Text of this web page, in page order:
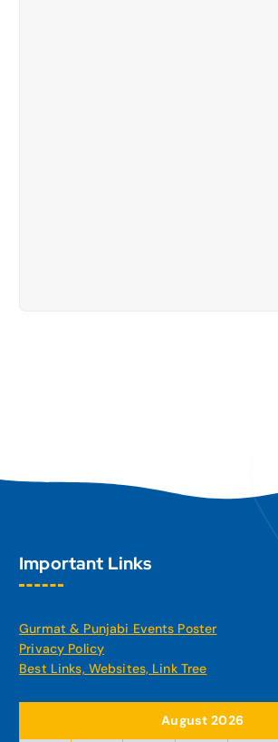
Important Links
Gurmat & Punjabi Events Poster
Privacy Policy
Best Links, Websites, Link Tree
August 2026